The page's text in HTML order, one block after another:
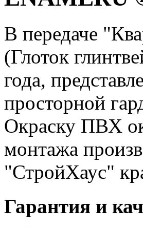
В передаче
(Глоток
года,
просторной
Окраску ПВХ
монтажа
"СтройХаус"
Гарантия и